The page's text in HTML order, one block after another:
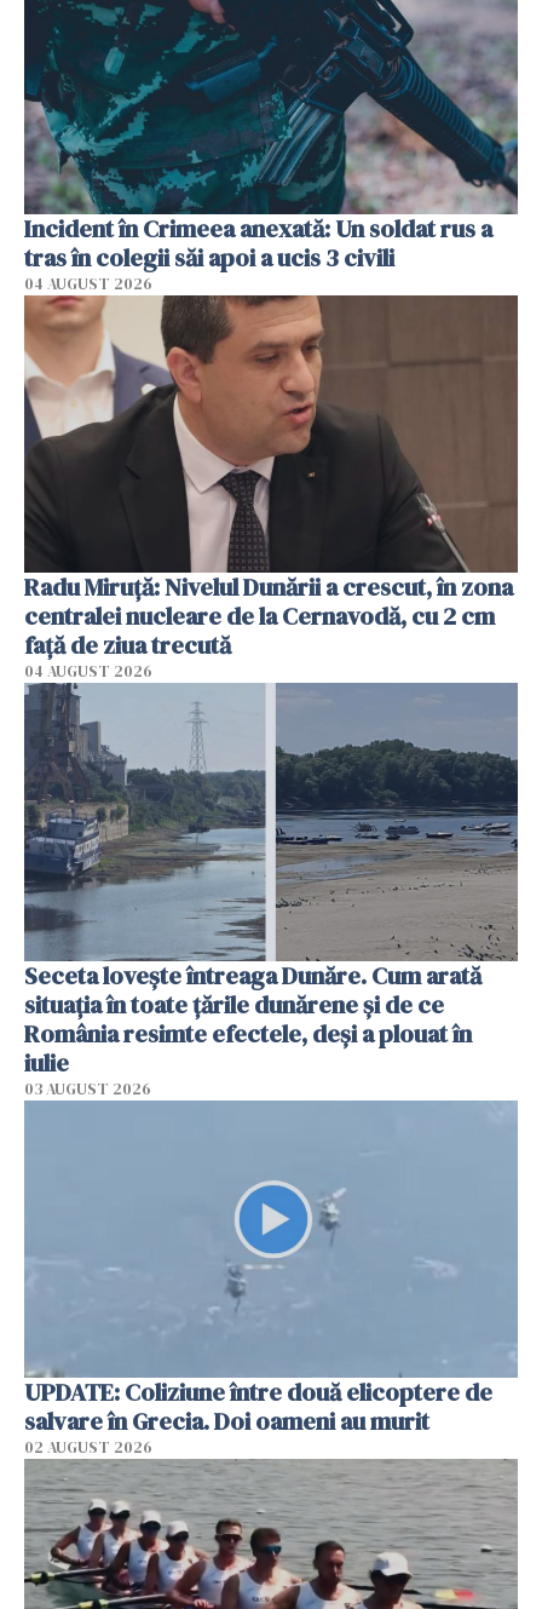
Incident în Crimeea anexată: Un soldat rus a
tras în colegii săi apoi a ucis 3 civili
04 AUGUST 2026
Radu Miruţă: Nivelul Dunării a crescut, în zona
centralei nucleare de la Cernavodă, cu 2 cm
faţă de ziua trecută
04 AUGUST 2026
Seceta lovește întreaga Dunăre. Cum arată
situația în toate țările dunărene și de ce
România resimte efectele, deși a plouat în
iulie
03 AUGUST 2026
UPDATE: Coliziune între două elicoptere de
salvare în Grecia. Doi oameni au murit
02 AUGUST 2026